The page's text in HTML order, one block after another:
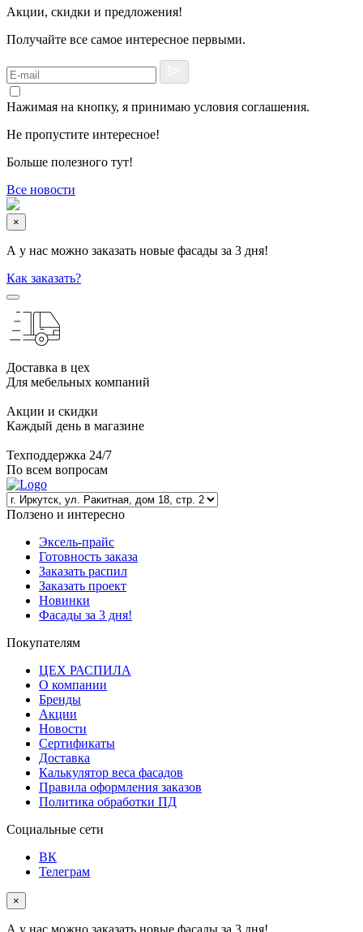
Акции, скидки и предложения!
Получайте все самое интересное первыми.
Нажимая на кнопку, я принимаю условия соглашения.
Не пропустите интересное!
Больше полезного тут!
Все новости
×
А у нас можно заказать новые фасады за 3 дня!
Как заказать?
Доставка в цех
Для мебельных компаний
Акции и скидки
Каждый день в магазине
Техподдержка 24/7
По всем вопросам
Ползено и интересно
Эксель-прайс
Готовность заказа
Заказать распил
Заказать проект
Новинки
Фасады за 3 дня!
Покупателям
ЦЕХ РАСПИЛА
О компании
Бренды
Акции
Новости
Сертификаты
Доставка
Калькулятор веса фасадов
Правила оформления заказов
Политика обработки ПД
Социальные сети
ВК
Телеграм
×
А у нас можно заказать новые фасады за 3 дня!